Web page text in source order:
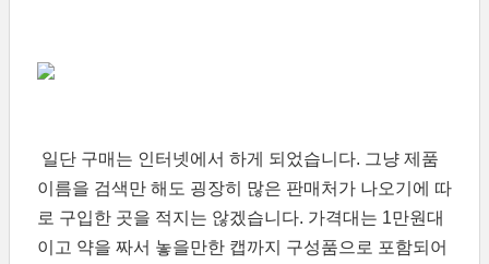
일단 구매는 인터넷에서 하게 되었습니다. 그냥 제품
이름을 검색만 해도 굉장히 많은 판매처가 나오기에 따
로 구입한 곳을 적지는 않겠습니다. 가격대는 1만원대
이고 약을 짜서 놓을만한 캡까지 구성품으로 포함되어